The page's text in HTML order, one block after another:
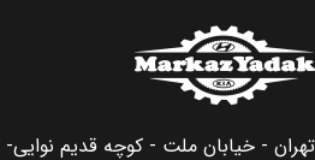
کشور سازنده کره جنوبی